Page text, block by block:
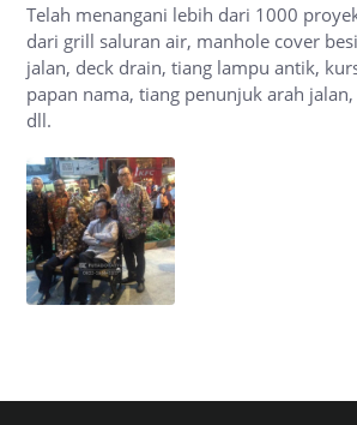
Telah menangani lebih dari 1000
dari grill saluran air, manhole cover
jalan, deck drain, tiang lampu antik,
papan nama, tiang penunjuk arah
dll.
22 August 2019